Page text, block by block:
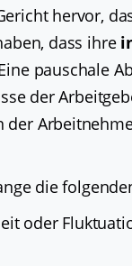
hervor,
dass ihre
pauschale
der
der
die
oder